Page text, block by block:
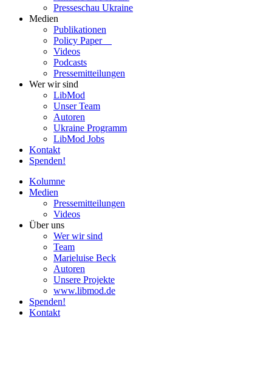
Pres­se­schau Ukraine
Medien
Publi­ka­tio­nen
Policy Paper
Videos
Pod­casts
Pres­se­mit­tei­lun­gen
Wer wir sind
LibMod
Unser Team
Autoren
Ukraine Pro­gramm
LibMod Jobs
Kontakt
Spenden!
Kolumne
Medien
Pres­se­mit­tei­lun­gen
Videos
Über uns
Wer wir sind
Team
Marie­luise Beck
Autoren
Unsere Pro­jekte
www.libmod.de
Spenden!
Kontakt